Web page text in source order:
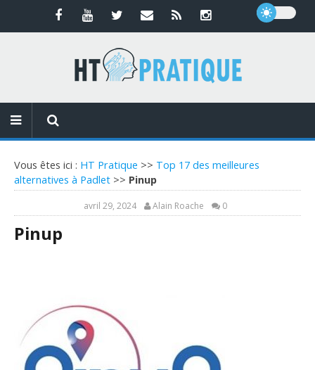
Vous êtes ici : HT Pratique >> Top 17 des meilleures
alternatives à Padlet >> Pinup
avril 29, 2024 Alain Roache 0
Pinup